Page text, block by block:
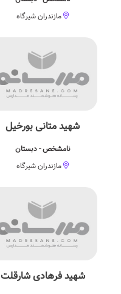
مازندران شیرگاه
شهید متانی بورخیل
نامشخص - دبستان
مازندران شیرگاه
شهید فرهادی شارقلت